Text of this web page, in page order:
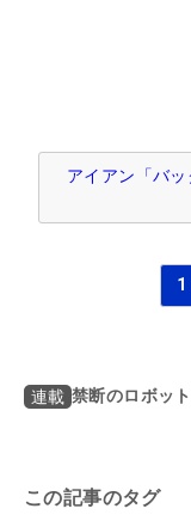
アイアン「バ
1
連載 禁断のロボッ
この記事のタグ